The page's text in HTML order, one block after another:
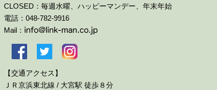
当店は、お客さまよりお預かりした個人情報を適切に管
理し、次のいずれかに該当する場合を除き、個人情報を
第三者に開示いたしません。
・お客さまの同意がある場合
・お客さまが希望されるサービスを行なうために当店が
業務を委託する業者に対して開示する場合
・法令に基づき開示することが必要である場合
CLOSED：毎週水曜、ハッピーマンデー、年末年始
電話：048-782-9916
Mail：
【交通アクセス】
ＪＲ京浜東北線 / 大宮駅 徒歩８分